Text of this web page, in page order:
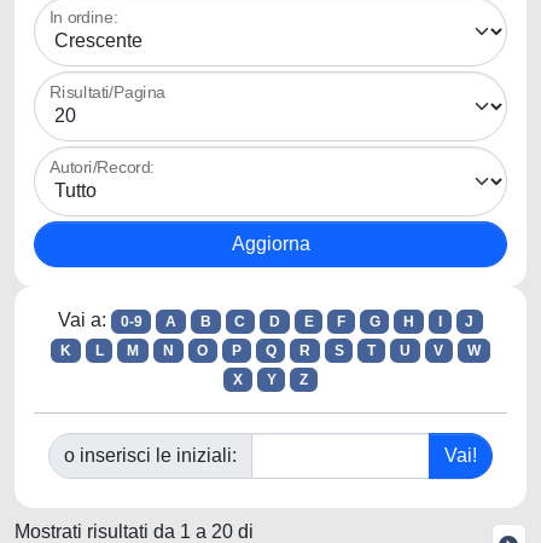
In ordine:
Risultati/Pagina
Autori/Record:
Vai a: 0-9 A B C D E F G H
J
K
L M N O P Q R S T U V
W
X
Y Z
o inserisci le iniziali:
Mostrati risultati da 1 a 20 di